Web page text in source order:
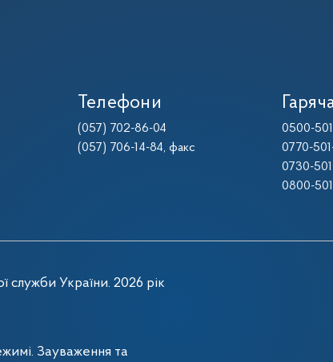
Телефони
(057) 702-86-04
(057) 706-14-84, факс
0500-
0770-
0730-
0800-
служби України. 2026 рік
Зауваження та